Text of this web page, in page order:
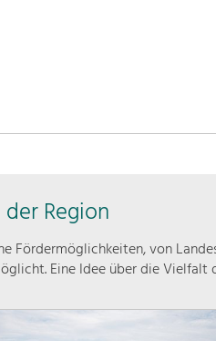
Region
Fördermöglichkeiten, von
Eine Idee über die